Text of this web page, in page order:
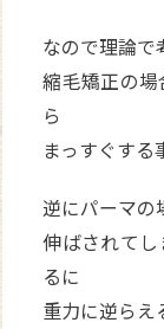
なので理論で
縮毛矯正の
ら
まっすぐす
逆にパーマの
伸ばされて
るに
重力に逆らえ